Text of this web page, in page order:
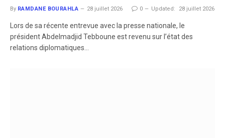
By RAMDANE BOURAHLA 28 juillet 2026 0 Updated: 28 juillet 2026
​Lors de sa récente entrevue avec la presse nationale, le
président Abdelmadjid Tebboune est revenu sur l’état des
relations diplomatiques…